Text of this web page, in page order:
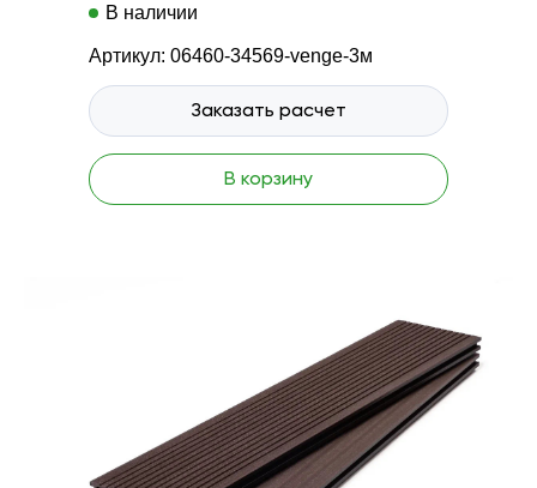
Артикул: 06460-34569-venge-3м
В наличии
Заказать расчет
В корзину